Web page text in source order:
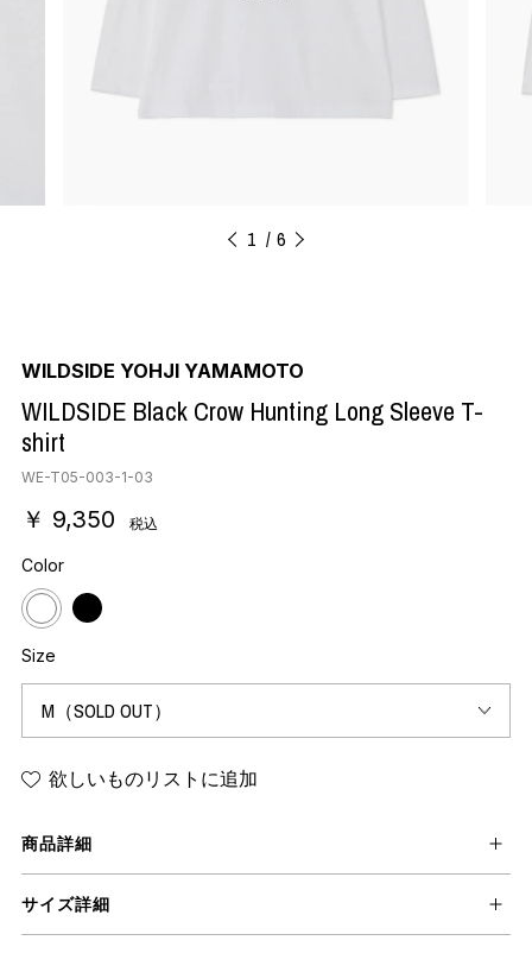
1 6
WILDSIDE YOHJI YAMAMOTO
WILDSIDE Black Crow Hunting Long Sleeve T-
shirt
WE-T05-003-1-03
￥ 9,350 税込
Color
Size
欲しいものリストに追加
商品詳細
サイズ詳細